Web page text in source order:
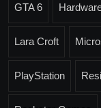
GTA 6
Lara Croft
PlayStation